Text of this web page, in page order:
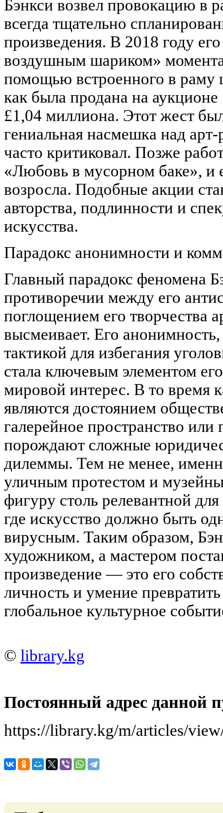
Бэнкси возвел провокацию в
всегда тщательно
произведения. В 2018 году
воздушным шариком»
помощью встроенного в раму
как была продана на
£1,04 миллиона. Этот жест
гениальная насмешка над
часто критиковал. Позже
«Любовь в мусорном баке», и
возросла. Подобные акции
авторства, подлинности и
искусства.
Парадокс анонимности и
Главный парадокс феномена
противоречии между его
поглощением его творчества
высмеивает. Его
тактикой для избегания
стала ключевым элементом
мировой интерес. В то время
являются достоянием
галерейное пространство
порождают сложные
дилеммы. Тем не менее,
уличным протестом и
фигуру столь релевантной
где искусство должно быть
вирусным. Таким образом,
художником, а мастером
произведение — это его
личность и умение
глобальное культурное
© library.kg
Постоянный адрес данной
https://library.kg/m/articles/